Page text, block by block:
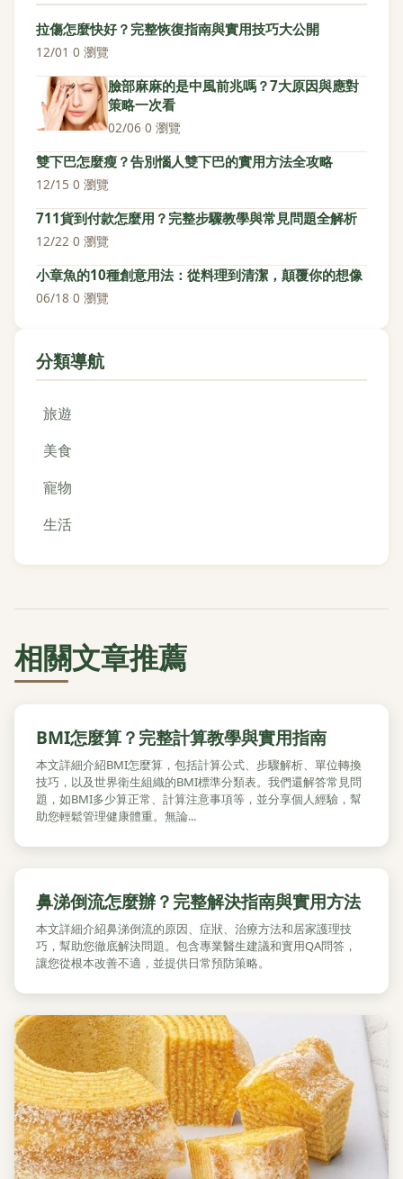
拉傷怎麼快好？完整恢復指南與實用技巧大公開
12/01 ·0 瀏覽
臉部麻麻的是中風前兆嗎？7大原因與應對
策略一次看
02/06·0 瀏覽
雙下巴怎麼瘦？告別惱人雙下巴的實用方法全攻略
12/15·0 瀏覽
711貨到付款怎麼用？完整步驟教學與常見問題全解析
12/22·0 瀏覽
小章魚的10種創意用法：從料理到清潔，顛覆你的想像
06/18·0 瀏覽
分類導航
旅遊
美食
寵物
生活
相關文章推薦
BMI怎麼算？完整計算教學與實用指南
本文詳細介紹BMI怎麼算，包括計算公式、步驟解析、單位轉換
技巧，以及世界衛生組織的BMI標準分類表。我們還解答常見問
題，如BMI多少算正常、計算注意事項等，並分享個人經驗，幫
助您輕鬆管理健康體重。無論...
鼻涕倒流怎麼辦？完整解決指南與實用方法
本文詳細介紹鼻涕倒流的原因、症狀、治療方法和居家護理技
巧，幫助您徹底解決問題。包含專業醫生建議和實用QA問答，
讓您從根本改善不適，並提供日常預防策略。